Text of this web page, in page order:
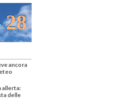
28
ancora
allerta:
delle